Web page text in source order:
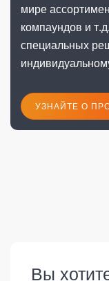
мире
компаундов и
специальных
УЗНАЙТЕ О
Вы